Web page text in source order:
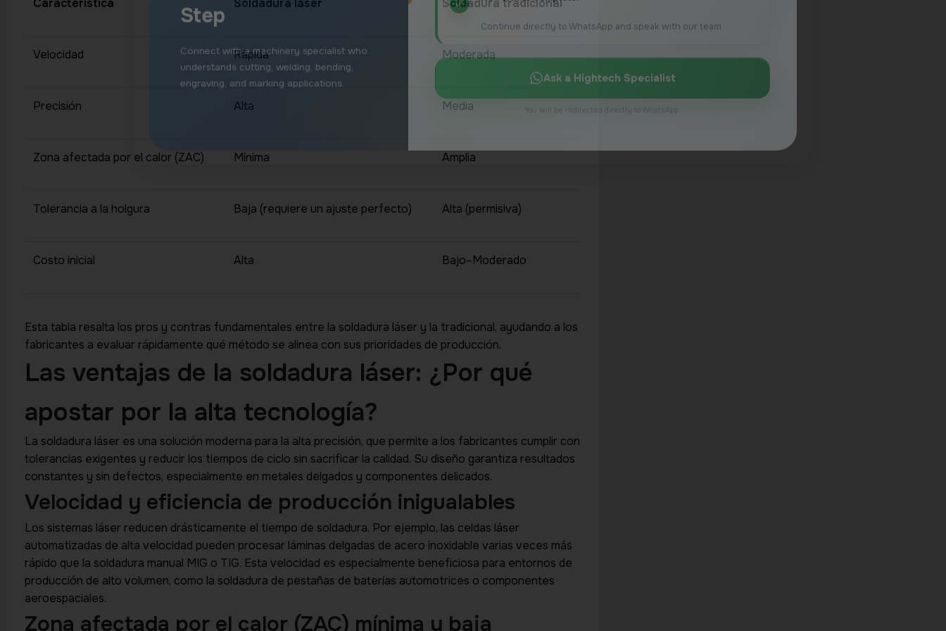
Característica Soldadura láser Soldadura tradicional
Velocidad Rápida Moderada
Precisión Alta Media
Zona afectada por el calor (ZAC) Mínima Amplia
Tolerancia a la holgura Baja (requiere un ajuste perfecto) Alta (permisiva)
Costo inicial Alta Bajo–Moderado
Esta tabla resalta los pros y contras fundamentales entre la soldadura láser y la tradicional, ayudando a los
fabricantes a evaluar rápidamente qué método se alinea con sus prioridades de producción.
Las ventajas de la soldadura láser: ¿Por qué
apostar por la alta tecnología?
La soldadura láser es una solución moderna para la alta precisión, que permite a los fabricantes cumplir con
tolerancias exigentes y reducir los tiempos de ciclo sin sacrificar la calidad. Su diseño garantiza resultados
constantes y sin defectos, especialmente en metales delgados y componentes delicados.
Velocidad y eficiencia de producción inigualables
Los sistemas láser reducen drásticamente el tiempo de soldadura. Por ejemplo, las celdas láser
automatizadas de alta velocidad pueden procesar láminas delgadas de acero inoxidable varias veces más
rápido que la soldadura manual MIG o TIG. Esta velocidad es especialmente beneficiosa para entornos de
producción de alto volumen, como la soldadura de pestañas de baterías automotrices o componentes
aeroespaciales.
Zona afectada por el calor (ZAC) mínima y baja